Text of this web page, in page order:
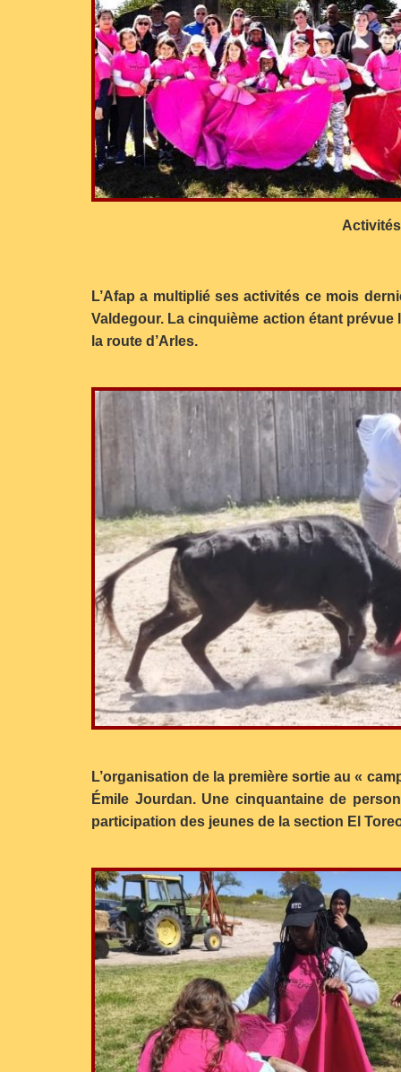
L’Afap a multiplié ses activités ce mois
Valdegour. La cinquième action étant prévue
la route d’Arles.
L’organisation de la première sortie au «
Émile Jourdan. Une cinquantaine de
participation des jeunes de la section El